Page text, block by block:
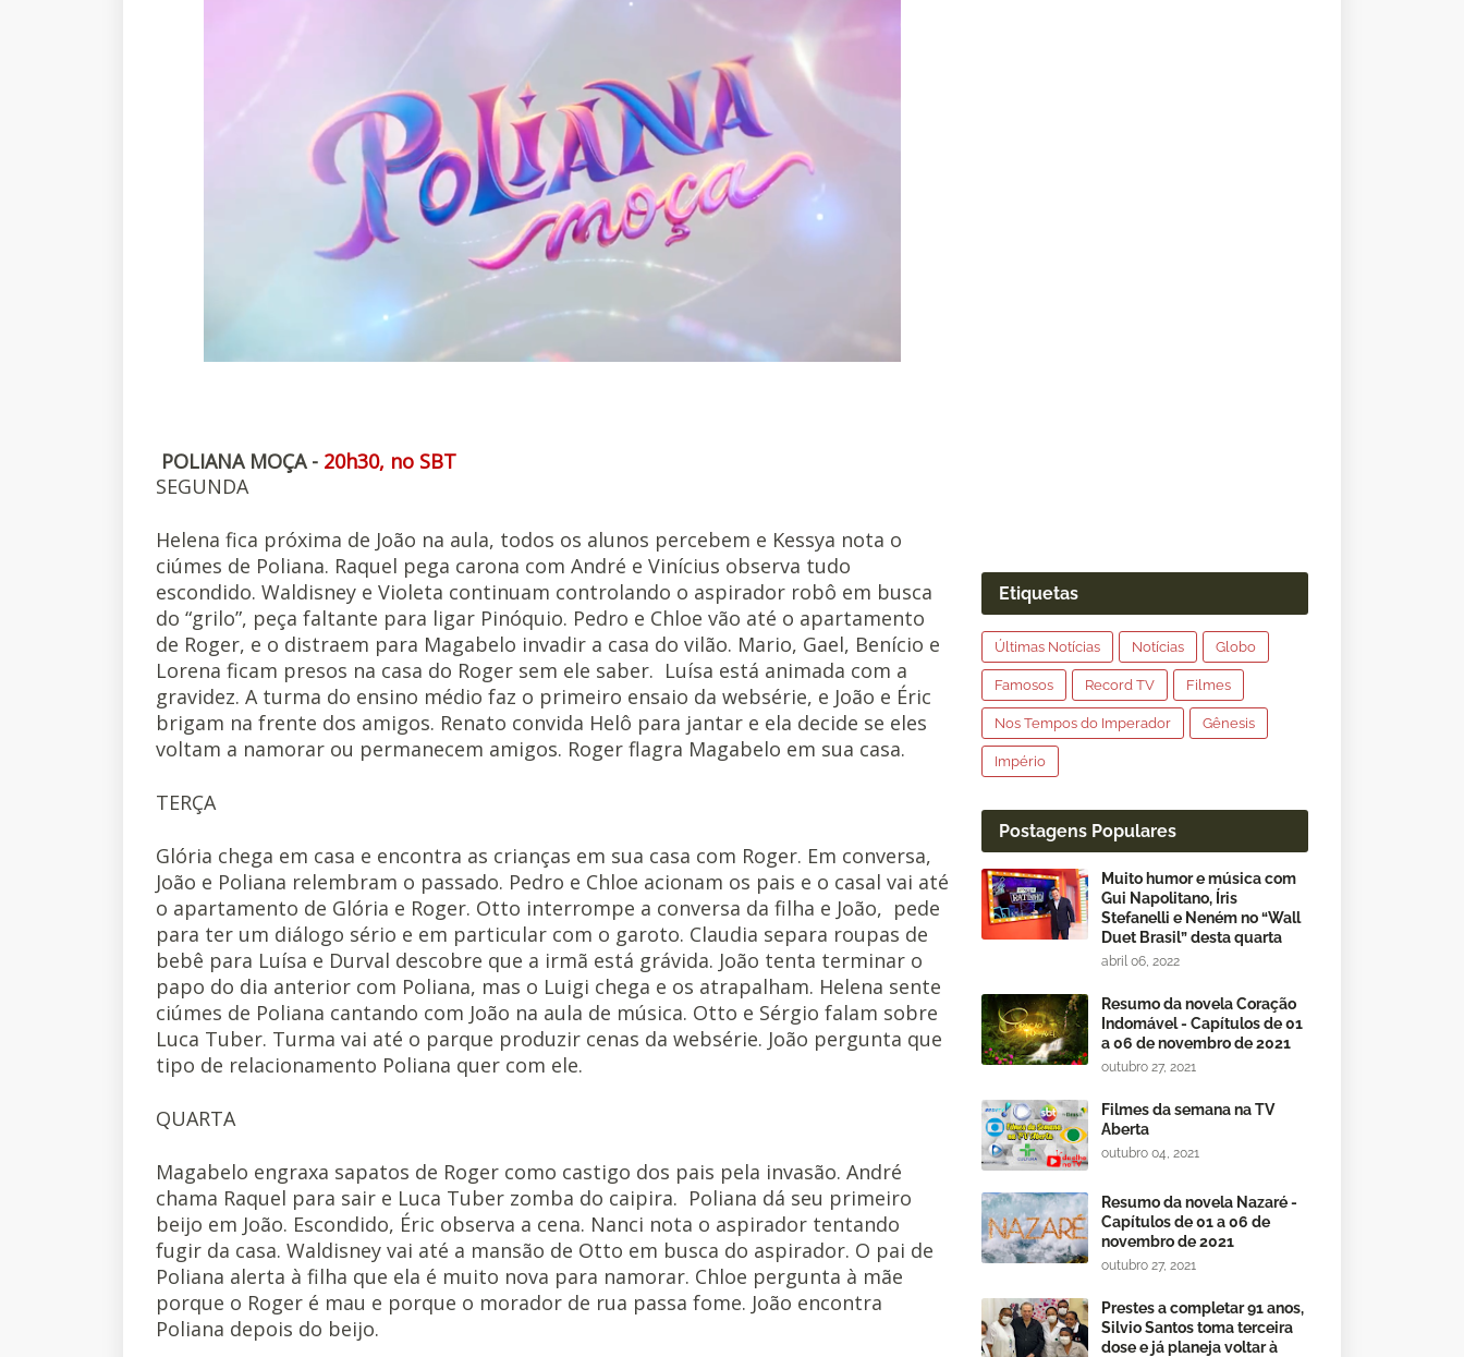
POLIANA MOÇA - 20h30, no SBT
SEGUNDA
Helena fica próxima de João na aula, todos os alunos percebem e Kessya nota o
ciúmes de Poliana. Raquel pega carona com André e Vinícius observa tudo
escondido. Waldisney e Violeta continuam controlando o aspirador robô em busca
do “grilo”, peça faltante para ligar Pinóquio. Pedro e Chloe vão até o apartamento
de Roger, e o distraem para Magabelo invadir a casa do vilão. Mario, Gael, Benício e
Lorena ficam presos na casa do Roger sem ele saber. Luísa está animada com a
gravidez. A turma do ensino médio faz o primeiro ensaio da websérie, e João e Éric
brigam na frente dos amigos. Renato convida Helô para jantar e ela decide se eles
voltam a namorar ou permanecem amigos. Roger flagra Magabelo em sua casa.
TERÇA
Glória chega em casa e encontra as crianças em sua casa com Roger. Em conversa,
João e Poliana relembram o passado. Pedro e Chloe acionam os pais e o casal vai até
o apartamento de Glória e Roger. Otto interrompe a conversa da filha e João, pede
para ter um diálogo sério e em particular com o garoto. Claudia separa roupas de
bebê para Luísa e Durval descobre que a irmã está grávida. João tenta terminar o
papo do dia anterior com Poliana, mas o Luigi chega e os atrapalham. Helena sente
ciúmes de Poliana cantando com João na aula de música. Otto e Sérgio falam sobre
Luca Tuber. Turma vai até o parque produzir cenas da websérie. João pergunta que
tipo de relacionamento Poliana quer com ele.
QUARTA
Magabelo engraxa sapatos de Roger como castigo dos pais pela invasão. André
chama Raquel para sair e Luca Tuber zomba do caipira. Poliana dá seu primeiro
beijo em João. Escondido, Éric observa a cena. Nanci nota o aspirador tentando
fugir da casa. Waldisney vai até a mansão de Otto em busca do aspirador. O pai de
Poliana alerta à filha que ela é muito nova para namorar. Chloe pergunta à mãe
porque o Roger é mau e porque o morador de rua passa fome. João encontra
Poliana depois do beijo.
Etiquetas
Últimas Notícias Notícias Globo
Famosos Record TV Filmes
Nos Tempos do Imperador Gênesis
Império
Postagens Populares
Muito humor e música com
Gui Napolitano, Íris
Stefanelli e Neném no “Wall
Duet Brasil” desta quarta
abril 06, 2022
Resumo da novela Coração
Indomável - Capítulos de 01
a 06 de novembro de 2021
outubro 27, 2021
Filmes da semana na TV
Aberta
outubro 04, 2021
Resumo da novela Nazaré -
Capítulos de 01 a 06 de
novembro de 2021
outubro 27, 2021
Prestes a completar 91 anos,
Silvio Santos toma terceira
dose e já planeja voltar à